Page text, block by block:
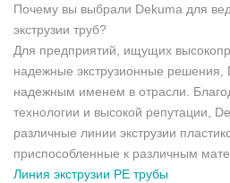
Почему вы выбрали Dekuma для
экструзии труб?
Для предприятий, ищущих
надежные экструзионные решения,
надежным именем в отрасли.
технологии и высокой репутации,
различные линии экструзии
приспособленные к различным
Линия экструзии PE трубы